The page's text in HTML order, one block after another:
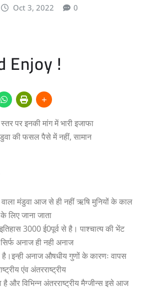
Oct 3, 2022 0
Enjoy !
स्तर पर इनकी मांग में भारी इजाफा
की फसल पैसे में नहीं, सामान
वाला मंडुवा आज से ही नहीं ऋषि मुनियों के काल
लिए जाना जाता
3000 ई0पूर्व से है। पाश्चात्य की भेंट
अनाज ही नही अनाज
अनाज औषधीय गुणों के कारणः वापस
एंव अंतरराष्ट्रीय
और विभिन्न अंतरराष्ट्रीय मैग्जीन्स इसे आज